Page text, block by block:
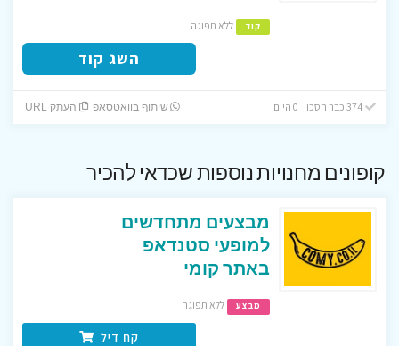
קוד ללא תפוגה
השג קוד
374 כבר חסכו! 0 היום שיתוף בוואטסאפ העתק URL
קופונים מחנויות נוספות שכדאי להכיר
מבצעים מתחדשים
למופעי סטנדאפ
באתר קומי
מבצע ללא תפוגה
קח דיל